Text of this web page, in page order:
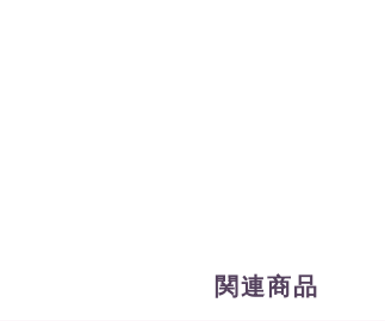
関連商品